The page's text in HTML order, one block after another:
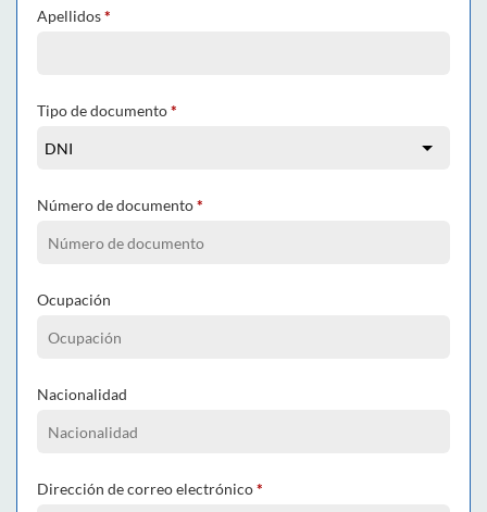
Apellidos*
Tipo de documento*
Número de documento*
Ocupación
Nacionalidad
Dirección de correo electrónico*